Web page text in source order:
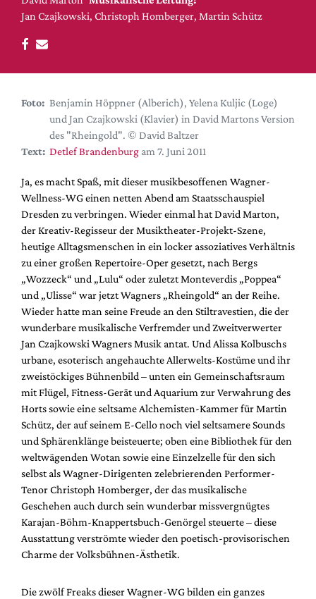
DdB-map
Kalender
Premierensuche
Festival-Planer
Hefte
Alle Hefte
Podcast
Service
Shop / Abo
Newsletter
Redaktion
Autor:innen
Partner
Mediadaten
Suche
Jan Czajkowski, Christoph Homberger, Martin Schütz
Foto: Benjamin Höppner (Alberich), Yelena Kuljic (Loge)
und Jan Czajkowski (Klavier) in David Martons Version
des "Rheingold". © David Baltzer
Text: Detlef Brandenburg am 7. Juni 2011
Ja, es macht Spaß, mit dieser musikbesoffenen Wagner-
Wellness-WG einen netten Abend am Staatsschauspiel
Dresden zu verbringen. Wieder einmal hat David Marton,
der Kreativ-Regisseur der Musiktheater-Projekt-Szene,
heutige Alltagsmenschen in ein locker assoziatives Verhältnis
zu einer großen Repertoire-Oper gesetzt, nach Bergs
„Wozzeck“ und „Lulu“ oder zuletzt Monteverdis „Poppea“
und „Ulisse“ war jetzt Wagners „Rheingold“ an der Reihe.
Wieder hatte man seine Freude an den Stiltravestien, die der
wunderbare musikalische Verfremder und Zweitverwerter
Jan Czajkowski Wagners Musik antat. Und Alissa Kolbuschs
urbane, esoterisch angehauchte Allerwelts-Kostüme und ihr
zweistöckiges Bühnenbild – unten ein Gemeinschaftsraum
mit Flügel, Fitness-Gerät und Aquarium zur Verwahrung des
Horts sowie eine seltsame Alchemisten-Kammer für Martin
Schütz, der auf seinem E-Cello noch viel seltsamere Sounds
und Sphärenklänge beisteuerte; oben eine Bibliothek für den
weltwägenden Wotan sowie eine Einzelzelle für den sich
selbst als Wagner-Dirigenten zelebrierenden Performer-
Tenor Christoph Homberger, der das musikalische
Geschehen auch durch sein wunderbar missvergnügtes
Karajan-Böhm-Knappertsbuch-Genörgel steuerte – diese
Ausstattung verströmte wieder den poetisch-provisorischen
Charme der Volksbühnen-Ästhetik.
Die zwölf Freaks dieser Wagner-WG bilden ein ganzes